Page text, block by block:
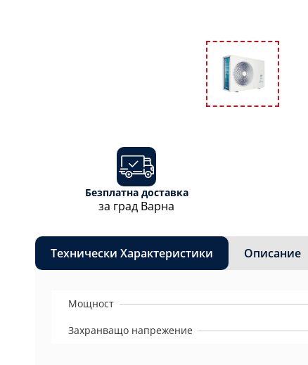
Безплатна доставка
за град Варна
Технически Характеристики Описание
Мощност
Захранващо напрежение